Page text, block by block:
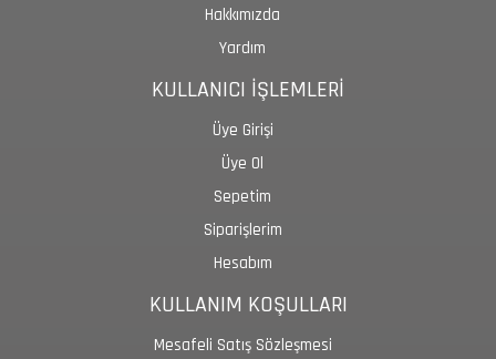
Hakkımızda
Yardım
KULLANICI İŞLEMLERİ
Üye Girişi
Üye Ol
Sepetim
Siparişlerim
Hesabım
KULLANIM KOŞULLARI
Mesafeli Satış Sözleşmesi